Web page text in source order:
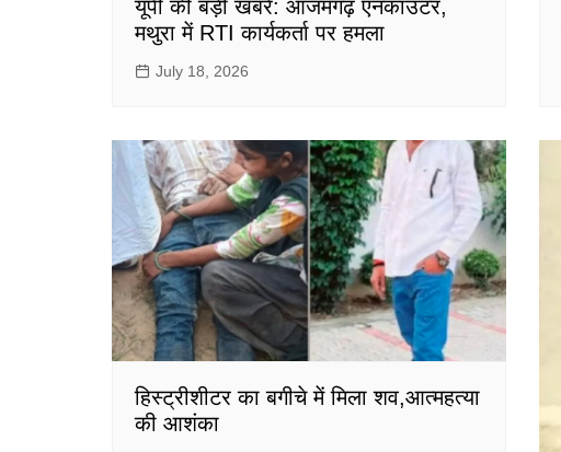
यूपी की बड़ी खबरें: आजमगढ़ एनकाउंटर,
मथुरा में RTI कार्यकर्ता पर हमला
July 18, 2026
हिस्ट्रीशीटर का बगीचे में मिला शव,आत्महत्या
की आशंका